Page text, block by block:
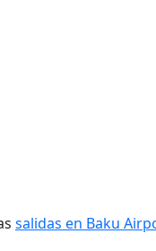
salidas en Baku